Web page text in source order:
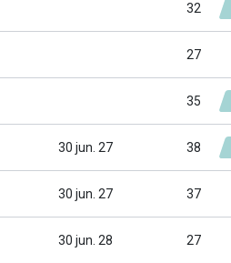
32
27
35
30 jun. 27 38
30 jun. 27 37
30 jun. 28 27